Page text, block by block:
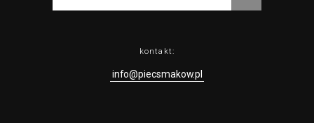
kontakt:
info@piecsmakow.pl